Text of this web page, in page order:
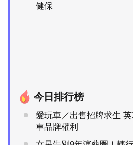
健保
今日排行榜
愛玩車／出售招牌求生
車品牌權利